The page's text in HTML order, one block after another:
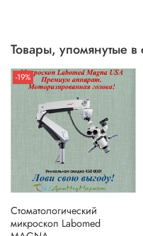
Товары, упомянутые в
-19%
Стоматологический
микроскоп Labomed